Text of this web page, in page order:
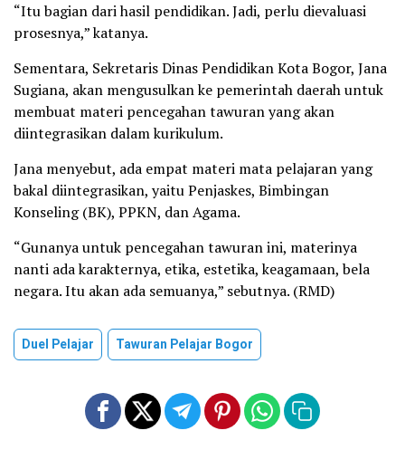
“Itu bagian dari hasil pendidikan. Jadi, perlu dievaluasi
prosesnya,” katanya.
Sementara, Sekretaris Dinas Pendidikan Kota Bogor, Jana
Sugiana, akan mengusulkan ke pemerintah daerah untuk
membuat materi pencegahan tawuran yang akan
diintegrasikan dalam kurikulum.
Jana menyebut, ada empat materi mata pelajaran yang
bakal diintegrasikan, yaitu Penjaskes, Bimbingan
Konseling (BK), PPKN, dan Agama.
“Gunanya untuk pencegahan tawuran ini, materinya
nanti ada karakternya, etika, estetika, keagamaan, bela
negara. Itu akan ada semuanya,” sebutnya. (RMD)
Duel Pelajar Tawuran Pelajar Bogor